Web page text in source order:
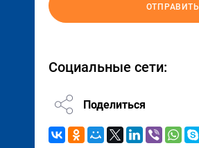
ОТПРАВИТЬ
Социальные сети:
Поделиться